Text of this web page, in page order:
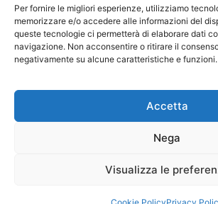
Per fornire le migliori esperienze, utilizziamo
memorizzare e/o accedere alle informazioni del
queste tecnologie ci permetterà di elaborare dati
navigazione. Non acconsentire o ritirare il
negativamente su alcune caratteristiche e funzioni.
Accetta
Nega
Visualizza le
© 2026 Le Note del Vino di Paolo Terrapieno |
un sito come questo?